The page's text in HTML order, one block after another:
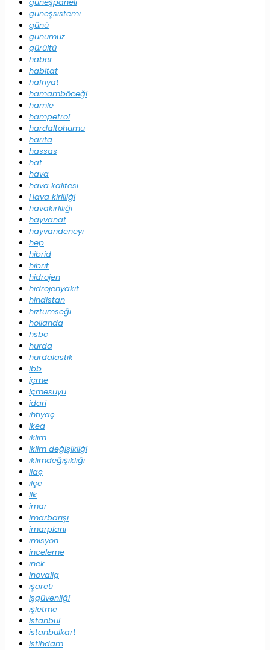
güneşsistemi
günü
günümüz
gürültü
haber
habitat
hafriyat
hamamböceği
hamle
hampetrol
hardaltohumu
harita
hassas
hat
hava
hava kalitesi
Hava kirliliği
havakirliliği
hayvanat
hayvandeneyi
hep
hibrid
hibrit
hidrojen
hidrojenyakıt
hindistan
hıztümseği
hollanda
hsbc
hurda
hurdalastik
ibb
içme
içmesuyu
idari
ihtiyaç
ikea
iklim
iklim değişikliği
iklimdeğişikliği
ilaç
ilçe
ilk
imar
imarbarışı
imarplanı
imisyon
inceleme
inek
inovalig
işareti
işgüvenliği
işletme
istanbul
istanbulkart
istihdam